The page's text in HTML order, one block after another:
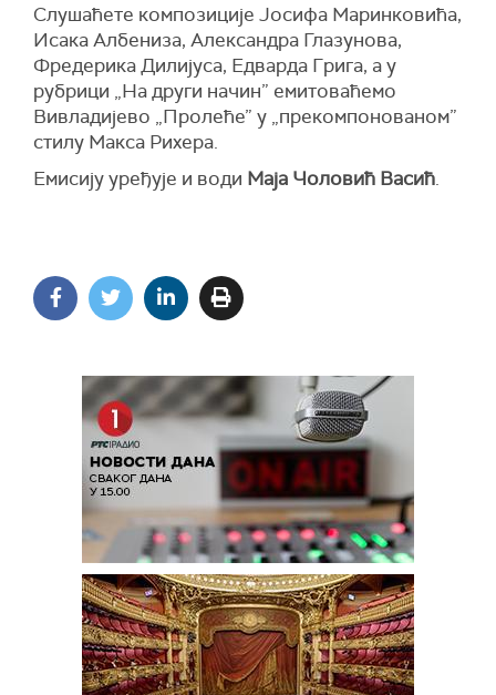
Слушаћете композиције Јосифа Маринковића,
Исака Албениза, Александра Глазунова,
Фредерика Дилијуса, Едварда Грига, а у
рубрици „На други начин” емитоваћемо
Вивладијево „Пролеће” у „прекомпонованом”
стилу Макса Рихера.
Емисију уређује и води Маја Чоловић Васић.